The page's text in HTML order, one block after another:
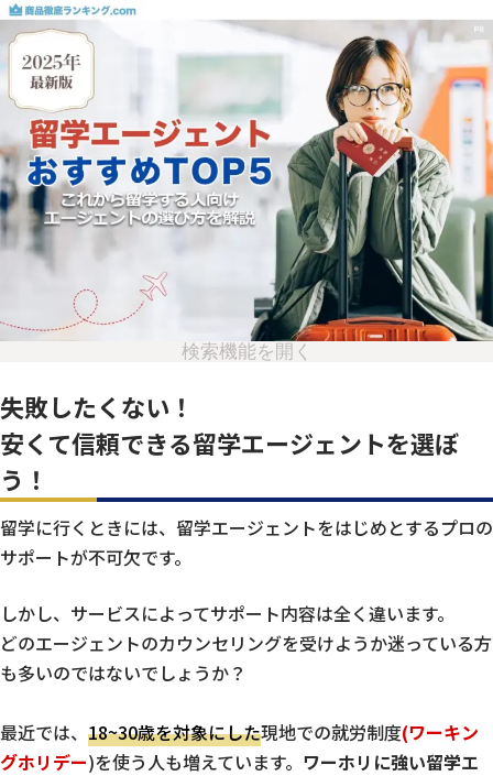
検索機能を開く
失敗したくない！
安くて信頼できる留学エージェントを選ぼ
う！
留学に行くときには、留学エージェントをはじめとするプロの
サポートが不可欠です。
しかし、サービスによってサポート内容は全く違います。
どのエージェントのカウンセリングを受けようか迷っている方
も多いのではないでしょうか？
最近では、 18~30歳を対象にした現地での就労制度(ワーキン
グホリデー)を使う人も増えています。 ワーホリに強い留学エ